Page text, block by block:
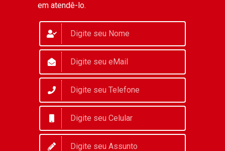
em atendê-lo.